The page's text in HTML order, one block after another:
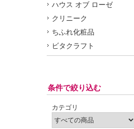
ハウス オブ ローゼ
クリニーク
ちふれ化粧品
ビタクラフト
条件で絞り込む
カテゴリ